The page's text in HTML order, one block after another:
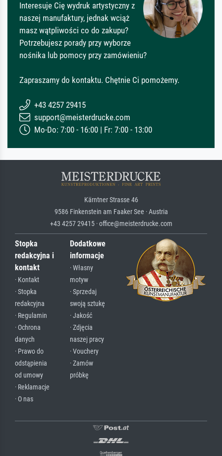
Interesuje Cię wydruk artystyczny z
naszej manufaktury, jednak wciąż
masz wątpliwości co do zakupu?
Potrzebujesz porady przy wyborze
nośnika lub pomocy przy zamówieniu?
Zapraszamy do kontaktu. Chętnie Ci pomożemy.
+43 4257 29415
support@meisterdrucke.com
Mo-Do: 7:00 - 16:00 | Fr: 7:00 - 13:00
Kärntner Strasse 46
9586 Finkenstein am Faaker See · Austria
+43 4257 29415 · office@meisterdrucke.com
Stopka
redakcyjna i
kontakt
· Kontakt
· Stopka
redakcyjna
· Regulamin
· Ochrona
danych
· Prawo do
odstąpienia
od umowy
· Reklamacje
· O nas
Dodatkowe
informacje
· Własny
motyw
· Sprzedaj
swoją sztukę
· Jakość
· Zdjęcia
naszej pracy
· Vouchery
· Zamów
próbkę